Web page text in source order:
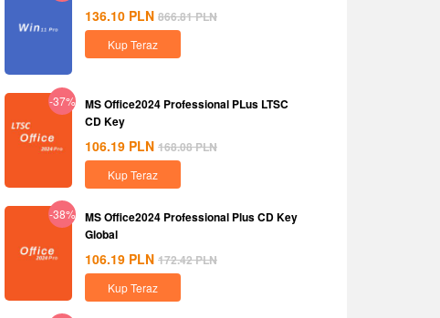
136.10 PLN 866.81PLN
Kup Teraz
-37%
MS Office2024 Professional PLus LTSC
CD Key
106.19 PLN 168.08PLN
Kup Teraz
-38%
MS Office2024 Professional Plus CD Key
Global
106.19 PLN 172.42PLN
Kup Teraz